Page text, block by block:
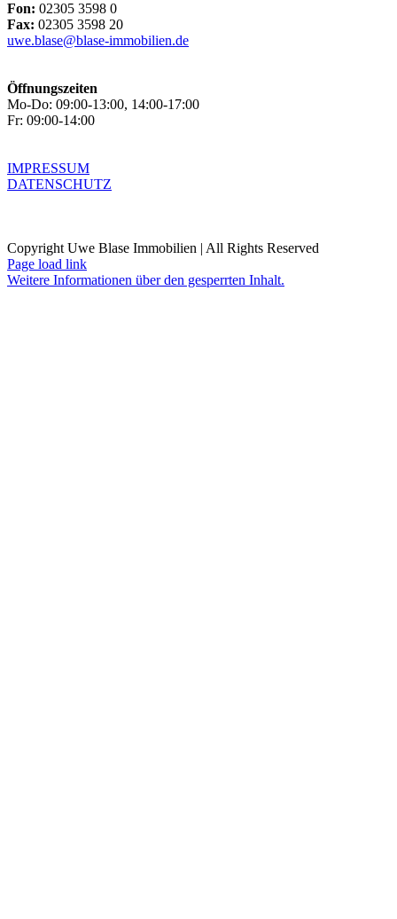
Fon: 02305 3598 0
Fax: 02305 3598 20
uwe.blase@blase-immobilien.de
Öffnungszeiten
Mo-Do: 09:00-13:00, 14:00-17:00
Fr: 09:00-14:00
IMPRESSUM
DATENSCHUTZ
Copyright Uwe Blase Immobilien | All Rights Reserved
Page load link
Weitere Informationen über den gesperrten Inhalt.